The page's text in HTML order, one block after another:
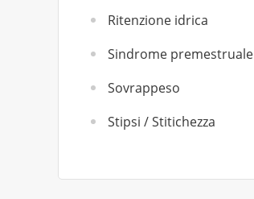
Ritenzione idrica
Sindrome premestruale
Sovrappeso
Stipsi / Stitichezza